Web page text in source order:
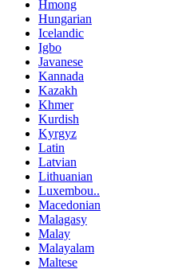
Hmong
Hungarian
Icelandic
Igbo
Javanese
Kannada
Kazakh
Khmer
Kurdish
Kyrgyz
Latin
Latvian
Lithuanian
Luxembou..
Macedonian
Malagasy
Malay
Malayalam
Maltese